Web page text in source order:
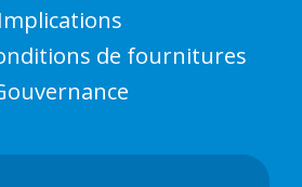
Implications
de fournitures